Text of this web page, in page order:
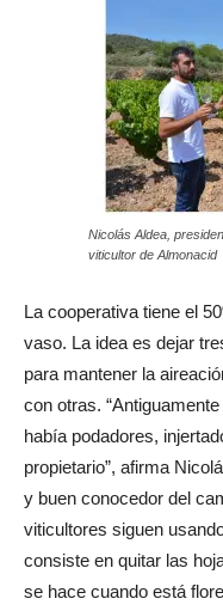
Nicolás Aldea,
viticultor de Almonacid
La cooperativa tiene el
vaso. La idea es dejar
para mantener la
con otras.
había podadores,
propietario”, afirma
y buen conocedor del
viticultores siguen
consiste en quitar las
se hace cuando está